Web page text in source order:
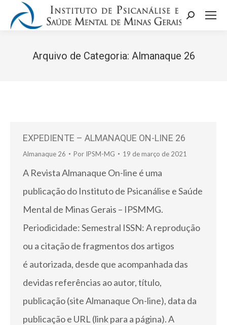
Search:
Arquivo de Categoria: Almanaque 26
EXPEDIENTE – ALMANAQUE ON-LINE 26
Almanaque 26 Por IPSM-MG 19 de março de 2021
A Revista Almanaque On-line é uma
publicação do Instituto de Psicanálise e Saúde
Mental de Minas Gerais – IPSMMG.
Periodicidade: Semestral ISSN: A reprodução
ou a citação de fragmentos dos artigos
é autorizada, desde que acompanhada das
devidas referências ao autor, título,
publicação (site Almanaque On-line), data da
publicação e URL (link para a página). A